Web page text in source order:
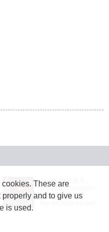
JASRAC許諾番号：
9024936001Y45037
JASRAC許諾番号：
These are
properly and to give us
is used.